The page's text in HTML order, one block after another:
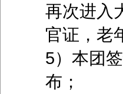
再次进入
官证，老
5）本团
布；